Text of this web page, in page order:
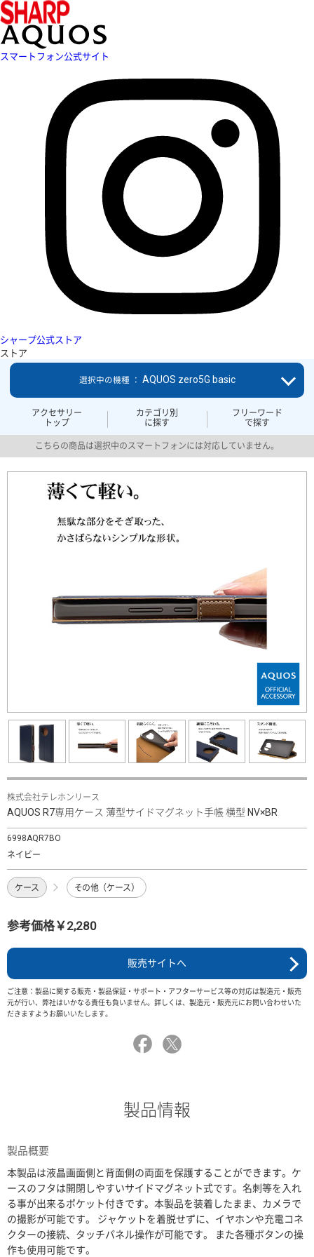
スマートフォン公式サイト
シャープ公式ストア
ストア
アクセサリー
トップ
カテゴリ別
に探す
フリーワード
で探す
選択中の機種 ： AQUOS zero5G basic
こちらの商品は選択中のスマートフォンには対応していません。
株式会社テレホンリース
AQUOS R7専用ケース 薄型サイドマグネット手帳 横型 NV×BR
6998AQR7BO
ネイビー
ケース その他（ケース）
参考価格￥2,280
販売サイトへ
ご注意：製品に関する販売・製品保証・サポート・アフターサービス等の対応は製造元・販売
元が行い、弊社はいかなる責任も負いません。詳しくは、製造元・販売元にお問い合わせいた
だきますようお願いいたします。
製品情報
製品概要
本製品は液晶画面側と背面側の両面を保護することができます。ケ
ースのフタは開閉しやすいサイドマグネット式です。名刺等を入れ
る事が出来るポケット付きです。本製品を装着したまま、カメラで
の撮影が可能です。 ジャケットを着脱せずに、イヤホンや充電コネ
クターの接続、タッチパネル操作が可能です。 また各種ボタンの操
作も使用可能です。